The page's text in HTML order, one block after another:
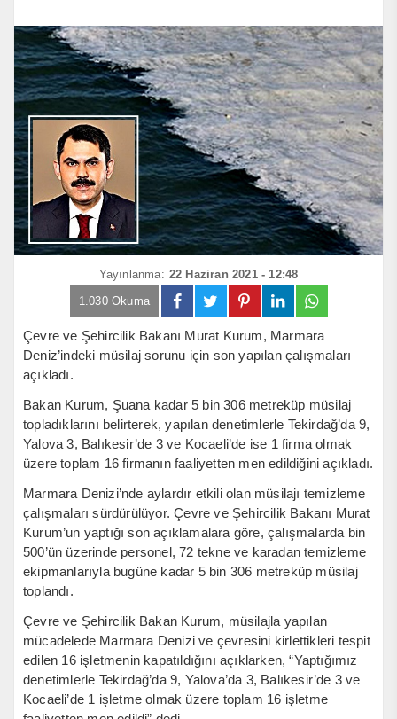
Yayınlanma: 22 Haziran 2021 - 12:48
1.030 Okuma
Çevre ve Şehircilik Bakanı Murat Kurum, Marmara
Deniz’indeki müsilaj sorunu için son yapılan çalışmaları
açıkladı.
Bakan Kurum, Şuana kadar 5 bin 306 metreküp müsilaj
topladıklarını belirterek, yapılan denetimlerle Tekirdağ’da 9,
Yalova 3, Balıkesir’de 3 ve Kocaeli’de ise 1 firma olmak
üzere toplam 16 firmanın faaliyetten men edildiğini açıkladı.
Marmara Denizi’nde aylardır etkili olan müsilajı temizleme
çalışmaları sürdürülüyor. Çevre ve Şehircilik Bakanı Murat
Kurum’un yaptığı son açıklamalara göre, çalışmalarda bin
500’ün üzerinde personel, 72 tekne ve karadan temizleme
ekipmanlarıyla bugüne kadar 5 bin 306 metreküp müsilaj
toplandı.
Çevre ve Şehircilik Bakan Kurum, müsilajla yapılan
mücadelede Marmara Denizi ve çevresini kirlettikleri tespit
edilen 16 işletmenin kapatıldığını açıklarken, “Yaptığımız
denetimlerle Tekirdağ’da 9, Yalova’da 3, Balıkesir’de 3 ve
Kocaeli’de 1 işletme olmak üzere toplam 16 işletme